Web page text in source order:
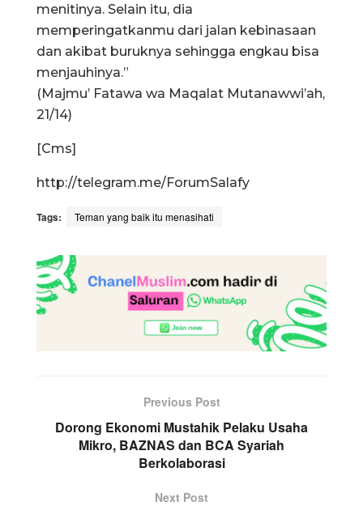
menitinya. Selain itu, dia
memperingatkanmu dari jalan kebinasaan
dan akibat buruknya sehingga engkau bisa
menjauhinya.”
(Majmu’ Fatawa wa Maqalat Mutanawwi’ah,
21/14)
[Cms]
http://telegram.me/ForumSalafy
Tags: Teman yang baik itu menasihati
Previous Post
Dorong Ekonomi Mustahik Pelaku Usaha
Mikro, BAZNAS dan BCA Syariah
Berkolaborasi
Next Post